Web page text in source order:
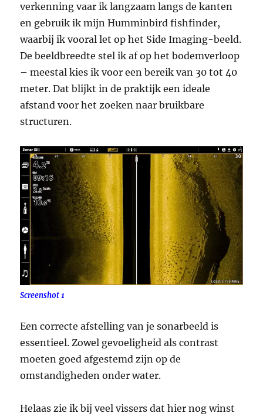
verkenning vaar ik langzaam langs de kanten
en gebruik ik mijn Humminbird fishfinder,
waarbij ik vooral let op het Side Imaging-beeld.
De beeldbreedte stel ik af op het bodemverloop
– meestal kies ik voor een bereik van 30 tot 40
meter. Dat blijkt in de praktijk een ideale
afstand voor het zoeken naar bruikbare
structuren.
Screenshot 1
Een correcte afstelling van je sonarbeeld is
essentieel. Zowel gevoeligheid als contrast
moeten goed afgestemd zijn op de
omstandigheden onder water.
Helaas zie ik bij veel vissers dat hier nog winst